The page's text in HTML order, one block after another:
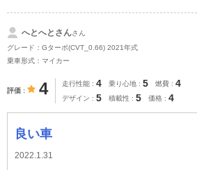
へとへとさんさん
グレード：Gターボ(CVT_0.66) 2021年式
乗車形式：マイカー
評価 4 走行性能 4 乗り心地 5 燃費 4
デザイン 5 積載性 5 価格 4
良い車
2022.1.31